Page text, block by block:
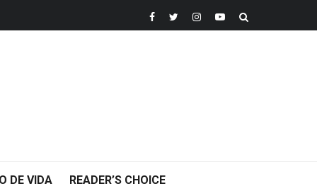
DE VIDA READER’S CHOICE